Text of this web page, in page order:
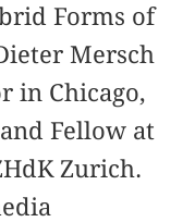
Forms of
Mersch
in Chicago,
Fellow at
Zurich.